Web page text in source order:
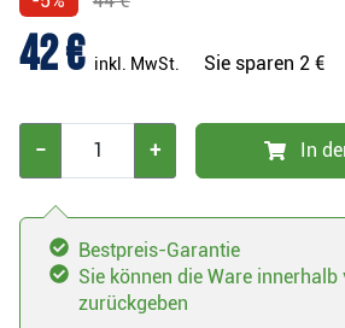
42 € inkl. MwSt. Sie sparen 2 €
− + In
Bestpreis-Garantie
Sie können die Ware innerhalb
zurückgeben